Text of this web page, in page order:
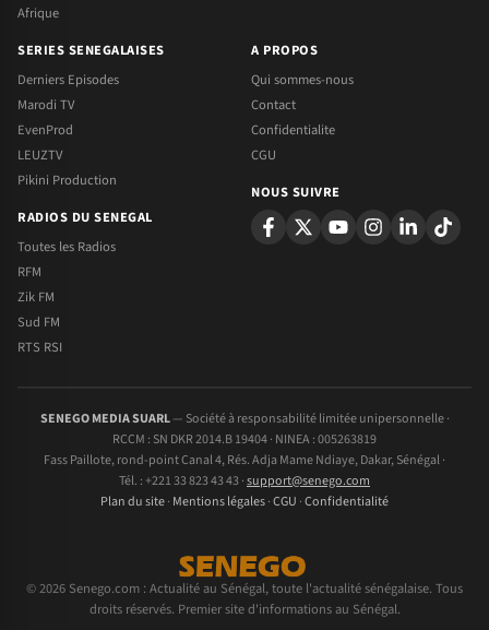
Afrique
SERIES SENEGALAISES
Derniers Episodes
Marodi TV
EvenProd
LEUZTV
Pikini Production
RADIOS DU SENEGAL
Toutes les Radios
RFM
Zik FM
Sud FM
RTS RSI
A PROPOS
Qui sommes-nous
Contact
Confidentialite
CGU
NOUS SUIVRE
SENEGO MEDIA SUARL— Société à responsabilité limitée unipersonnelle ·
RCCM : SN DKR 2014.B 19404 · NINEA : 005263819
Fass Paillote, rond-point Canal 4, Rés. Adja Mame Ndiaye, Dakar, Sénégal ·
Tél. : +221 33 823 43 43 ·support@senego.com
Plan du site· Mentions légales·CGU ·Confidentialité
© 2026 Senego.com : Actualité au Sénégal, toute l'actualité sénégalaise. Tous
droits réservés. Premier site d'informations au Sénégal.